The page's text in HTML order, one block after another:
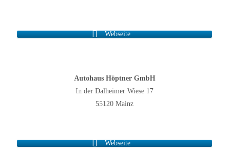
Webseite
Autohaus Höptner GmbH
In der Dalheimer Wiese 17
55120 Mainz
Webseite